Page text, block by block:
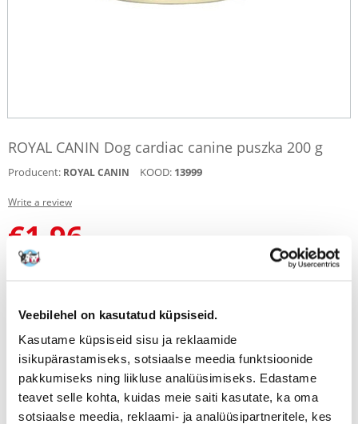
Veebilehel on kasutatud küpsiseid.
Kasutame küpsiseid sisu ja reklaamide
isikupärastamiseks, sotsiaalse meedia funktsioonide
pakkumiseks ning liikluse analüüsimiseks. Edastame
teavet selle kohta, kuidas meie saiti kasutate, ka oma
sotsiaalse meedia, reklaami- ja analüüsipartneritele, kes
ROYAL CANIN Dog cardiac canine puszka 200 g
Producent: ROYAL CANIN KOOD: 13999
Write a review
€1.96
KAAL HIND
11.64 €
(€9.70/ KG)
2.4 KG €4.00 23.04 €
(€9.60/ KG)